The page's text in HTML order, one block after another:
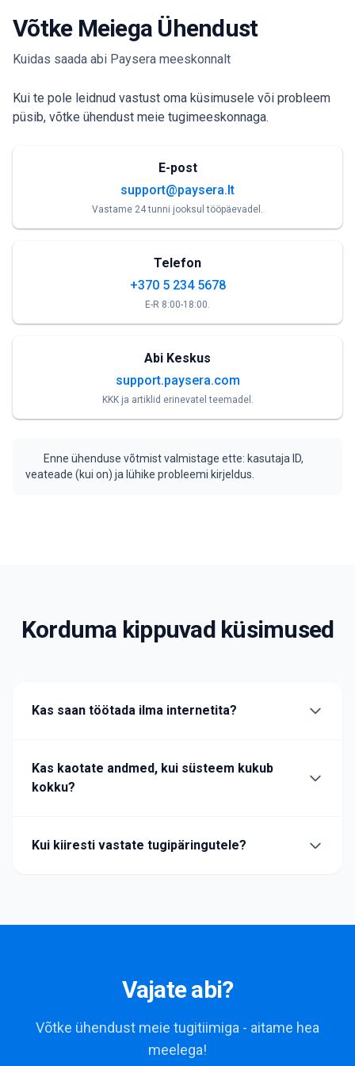
Võtke Meiega Ühendust
Kuidas saada abi Paysera meeskonnalt
Kui te pole leidnud vastust oma küsimusele või probleem
püsib, võtke ühendust meie tugimeeskonnaga.
E-post
support@paysera.lt
Vastame 24 tunni jooksul tööpäevadel.
Telefon
+370 5 234 5678
E-R 8:00-18:00.
Abi Keskus
support.paysera.com
KKK ja artiklid erinevatel teemadel.
Enne ühenduse võtmist valmistage ette: kasutaja ID,
veateade (kui on) ja lühike probleemi kirjeldus.
Korduma kippuvad küsimused
Kas saan töötada ilma internetita?
Kas kaotate andmed, kui süsteem kukub
kokku?
Kui kiiresti vastate tugipäringutele?
Vajate abi?
Võtke ühendust meie tugitiimiga - aitame hea
meelega!